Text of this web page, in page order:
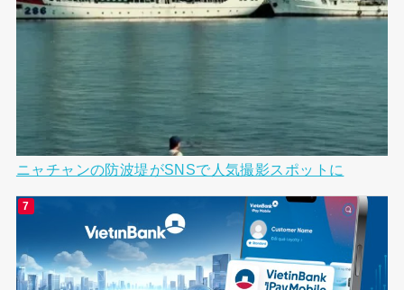
ニャチャンの防波堤がSNSで人気撮影スポットに